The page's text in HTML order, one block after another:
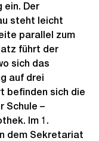
a
n
s
h
ein. Der
steht leicht
parallel zum
führt der
sich das
auf drei
befinden sich die
Schule –
Im 1.
dem Sekretariat